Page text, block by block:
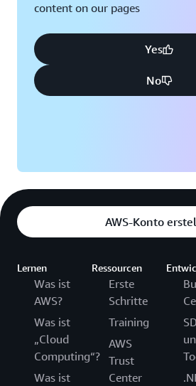
content on our pages
Yes
No
AWS-Konto
Lernen
Was ist
AWS?
Was ist
„Cloud
Computing“?
Was ist
Ressourcen
Erste
Schritte
Training
AWS
Trust
Center